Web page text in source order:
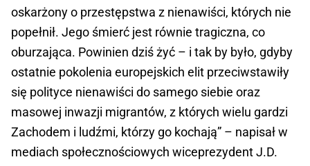
oskarżony o przestępstwa z nienawiści, których nie
popełnił. Jego śmierć jest równie tragiczna, co
oburzająca. Powinien dziś żyć – i tak by było, gdyby
ostatnie pokolenia europejskich elit przeciwstawiły
się polityce nienawiści do samego siebie oraz
masowej inwazji migrantów, z których wielu gardzi
Zachodem i ludźmi, którzy go kochają” – napisał w
mediach społecznościowych wiceprezydent J.D.